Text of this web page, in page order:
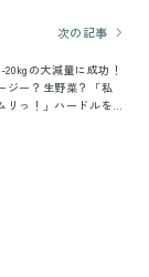
次の記事
20kgの大減量に成功！
ジー？生野菜？「私
リっ！」ハードルを